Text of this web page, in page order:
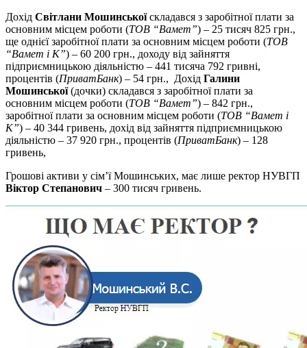
Дохід Світлани Мошинськоїскладався з заробітної плати за
основним місцем роботи (ТОВ “Вамет”) – 25 тисяч 825 грн.,
ще однієї заробітної плати за основним місцем роботи (ТОВ
“Вамет і К”) – 60 200 грн., доходу від зайняття
підприємницькою діяльністю – 441 тисяча 792 гривні,
процентів (ПриватБанк) – 54 грн., Дохід Галини
Мошинської(дочки) складався з заробітної плати за
основним місцем роботи (ТОВ “Вамет”) – 842 грн.,
заробітної плати за основним місцем роботи (ТОВ “Вамет і
К”) – 40 344 гривень, дохід від зайняття підприємницькою
діяльністю – 37 920 грн., процентів (ПриватБанк) – 128
гривень,
Грошові активи у сім’ї Мошинських, має лише ректор НУВГП
Віктор Степанович – 300 тисяч гривень.